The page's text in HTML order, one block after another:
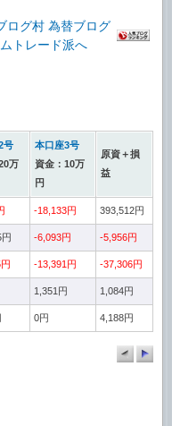
号
万
本口座3号
資金：10万
円
原資＋損
益
-18,133円 393,512円
円 -6,093円 -5,956円
-13,391円 -37,306円
1,351円 1,084円
0円 4,188円